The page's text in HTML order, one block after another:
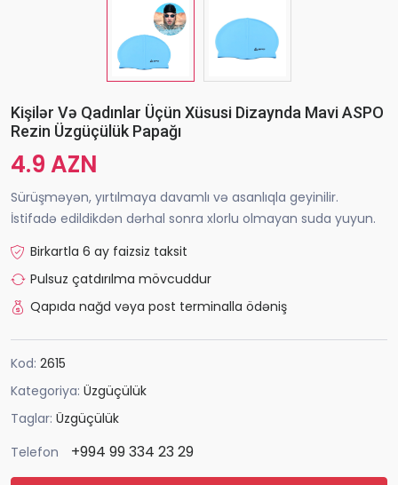
Kişilər Və Qadınlar Üçün Xüsusi Dizaynda Mavi ASPO
Rezin Üzgüçülük Papağı
4.9 AZN
Sürüşməyən, yırtılmaya davamlı və asanlıqla geyinilir.
İstifadə edildikdən dərhal sonra xlorlu olmayan suda yuyun.
Birkartla 6 ay faizsiz taksit
Pulsuz çatdırılma mövcuddur
Qapıda nağd vəya post terminalla ödəniş
Kod: 2615
Kategoriya: Üzgüçülük
Taglar: Üzgüçülük
Telefon
+994 99 334 23 29